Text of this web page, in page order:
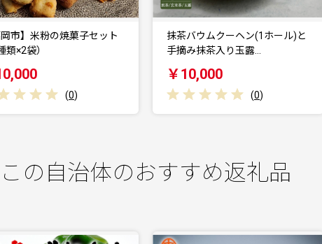
抹茶バウムクーヘン(1ホール)と
手摘み抹茶入り玉露…
￥10,000
抹茶バウムクーヘン(1ホール)と
手摘み抹茶入り玄米…
￥10,000
この自治体のおすすめ返礼品